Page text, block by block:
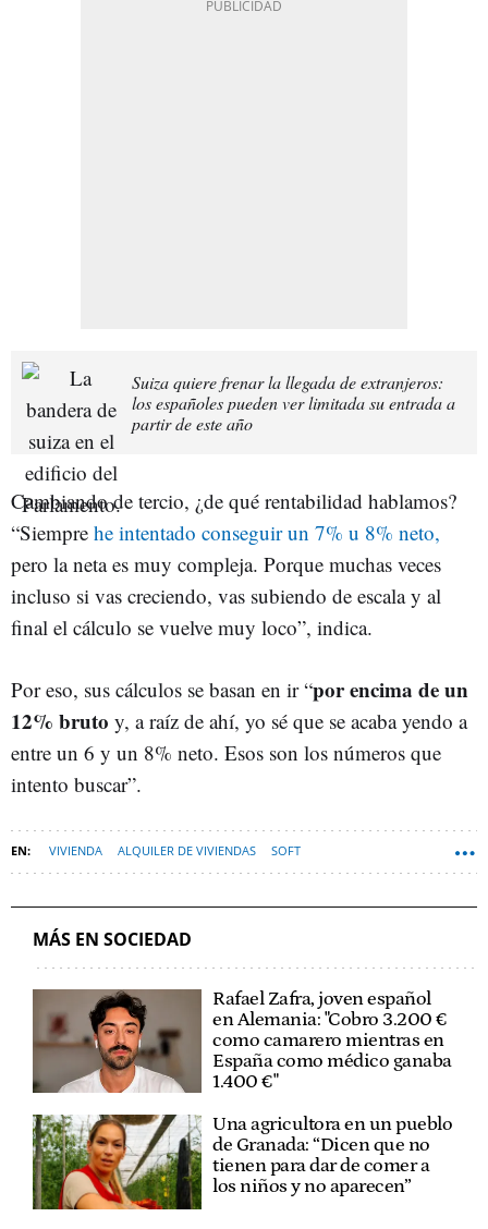
Suiza quiere frenar la llegada de extranjeros:
los españoles pueden ver limitada su entrada a
partir de este año
Cambiando de tercio, ¿de qué rentabilidad hablamos?
“Siempre he intentado conseguir un 7% u 8% neto,
pero la neta es muy compleja. Porque muchas veces
incluso si vas creciendo, vas subiendo de escala y al
final el cálculo se vuelve muy loco”, indica.
Por eso, sus cálculos se basan en ir “por encima de un
12% bruto y, a raíz de ahí, yo sé que se acaba yendo a
entre un 6 y un 8% neto. Esos son los números que
intento buscar”.
VIVIENDA ALQUILER DE VIVIENDAS SOFT
MÁS EN SOCIEDAD
Rafael Zafra, joven español
en Alemania: "Cobro 3.200 €
como camarero mientras en
España como médico ganaba
1.400 €"
Una agricultora en un pueblo
de Granada: “Dicen que no
tienen para dar de comer a
los niños y no aparecen”